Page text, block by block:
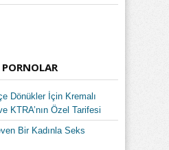
Dönükler İçin Kremalı
KTRA’nın Özel Tarifesi
Bir Kadınla Seks